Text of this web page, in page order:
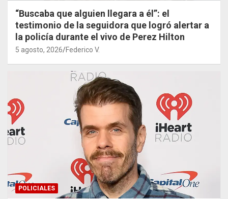
“Buscaba que alguien llegara a él”: el
testimonio de la seguidora que logró alertar a
la policía durante el vivo de Perez Hilton
5 agosto, 2026 Federico V.
POLICIALES